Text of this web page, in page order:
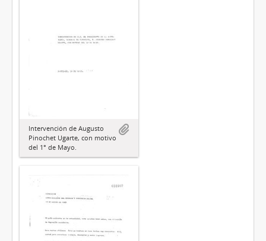
Intervención de Augusto
Pinochet Ugarte, con motivo
del 1° de Mayo.